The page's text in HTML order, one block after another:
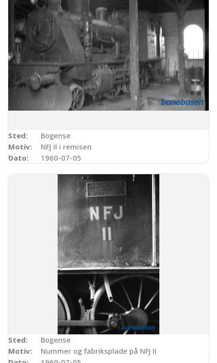
Sted:
Bogense
Motiv:
NFJ II i remisen
Dato:
1960-07-05
Sted:
Bogense
Motiv:
Nummer og fabriksplade på NFJ II